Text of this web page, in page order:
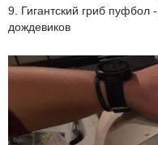
9. Гигантский гриб пуфбол
дождевиков